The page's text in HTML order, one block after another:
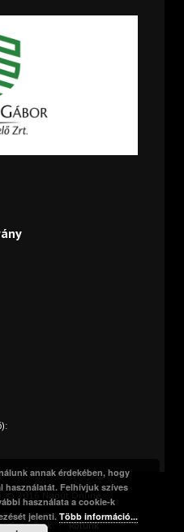
© 2016 Napút Online
Szerzőink Rólunk
annak érdekében, hogy
használatát. Felhívjuk szíves
használata a cookie-k
jelenti.Több információ...